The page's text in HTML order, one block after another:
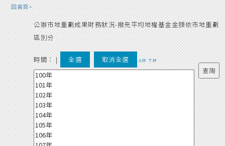
回首頁>
公辦市地重劃成果財務狀況-撥充平均地權基金金額依市地重劃
區別分
時間： | 全選 取消全選 上移 下移